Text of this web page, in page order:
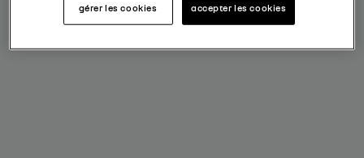
complétez vos coordonnées
accepter les cookies
gérer les cookies